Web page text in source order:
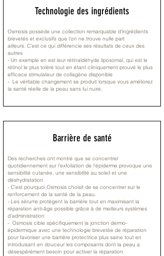
Technologie des ingrédients
Osmosis possède une collection remarquable d'ingrédients
brevetés et exclusifs que l'on ne trouve nulle part
ailleurs. C'est ce qui différencie ses résultats de ceux des
autres
- Un exemple en est leur rétinaldéhyde liposomal, qui est le
rétinol le plus toléré tout en étant cliniquement prouvé le plus
efficace stimulateur de collagène disponible
- Le véritable changement se produit lorsque vous améliorez
la santé réelle de la peau sans lui nuire.
Barrière de santé
Des recherches ont montré que se concentrer
quotidiennement sur l’exfoliation de l’épiderme provoque une
sensibilité cutanée, une sensibilité au soleil et une
déshydratation.
- C’est pourquoi Osmosis choisit de se concentrer sur le
renforcement de la santé de la peau.
- Les sérums protègent la barrière tout en maximisant la
réparation anti-âge possible grâce à de meilleurs systèmes
d’administration
- Osmosis cible spécifiquement la jonction dermo-
épidermique avec une technologie brevetée de réparation
pour favoriser une barrière protectrice plus saine tout en
introduisant en douceur les composants dont la peau a
désespérément besoin pour activer la réparation.